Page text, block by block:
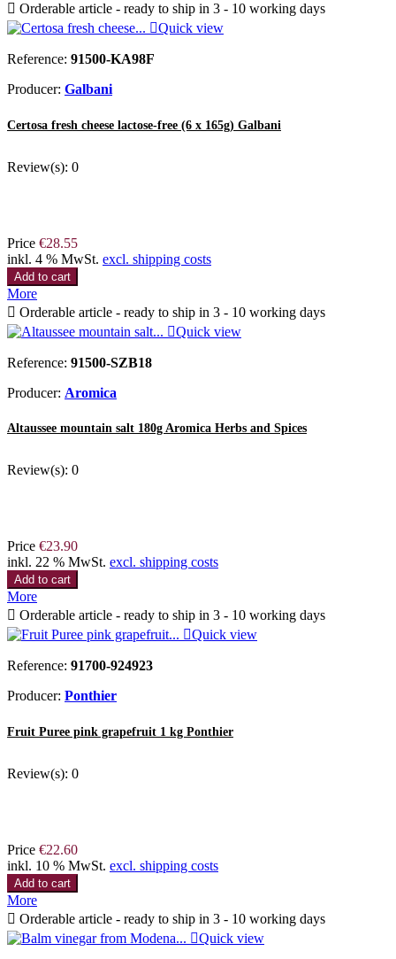
 Orderable article - ready to ship in 3 - 10 working days
Quick view
Reference: 91500-KA98F
Producer: Galbani
Certosa fresh cheese lactose-free (6 x 165g) Galbani
Review(s): 0
Price €28.55
inkl. 4 % MwSt. excl. shipping costs
Add to cart
More
 Orderable article - ready to ship in 3 - 10 working days
Quick view
Reference: 91500-SZB18
Producer: Aromica
Altaussee mountain salt 180g Aromica Herbs and Spices
Review(s): 0
Price €23.90
inkl. 22 % MwSt. excl. shipping costs
Add to cart
More
 Orderable article - ready to ship in 3 - 10 working days
Quick view
Reference: 91700-924923
Producer: Ponthier
Fruit Puree pink grapefruit 1 kg Ponthier
Review(s): 0
Price €22.60
inkl. 10 % MwSt. excl. shipping costs
Add to cart
More
 Orderable article - ready to ship in 3 - 10 working days
Quick view